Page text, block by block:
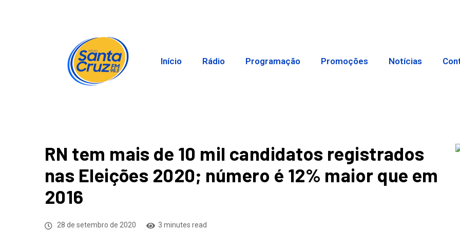
Início Rádio Programação Promoções Notícias
RN tem mais de 10 mil candidatos registrados
nas Eleições 2020; número é 12% maior que em
2016
28 de setembro de 2020 3 minutes read